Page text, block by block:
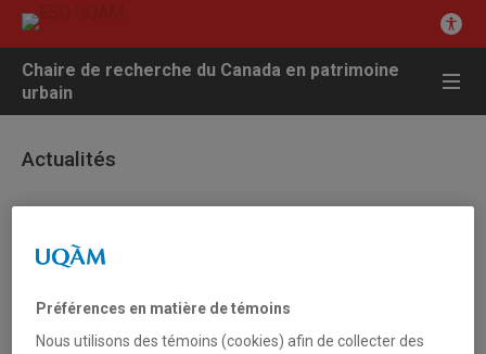
Chaire de recherche du Canada en patrimoine
urbain
Actualités
6 février 2016 - Autres actualités
le rhizome Les mises en scène du patrimoine
culturel » par Xavier Greffe
Préférences en matière de témoins
Nous utilisons des témoins (cookies) afin de collecter des